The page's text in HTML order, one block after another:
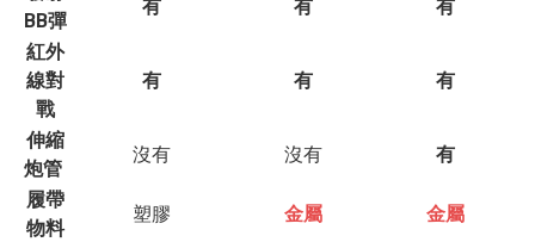
BB彈
有 有
有
紅外
線對
戰
有 有 有
伸縮
炮管
沒有 沒有
有
履帶
物料
塑膠 金屬
金屬